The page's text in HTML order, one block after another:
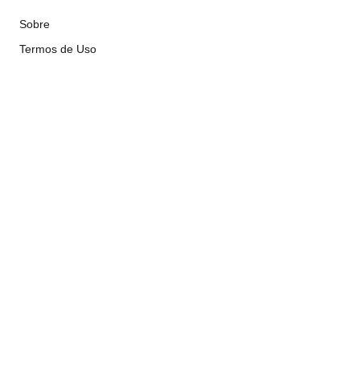
Sobre
Termos de Uso